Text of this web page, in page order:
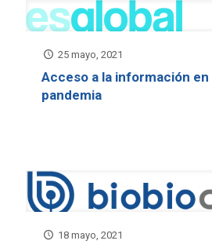
25 mayo, 2021
Acceso a la información en
pandemia
18 mayo, 2021